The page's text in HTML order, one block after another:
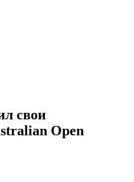
свои
Open